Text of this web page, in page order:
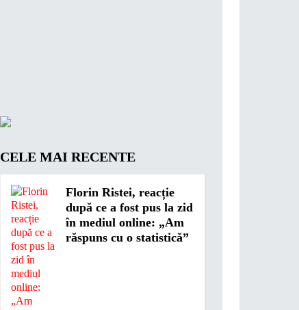
CELE MAI RECENTE
Florin Ristei, reacție
după ce a fost pus la zid
în mediul online: „Am
răspuns cu o statistică”